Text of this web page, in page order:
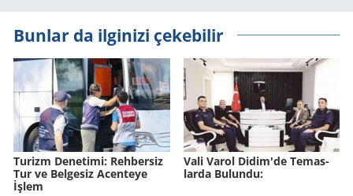
Bunlar da ilginizi çekebilir
Tu­rizm De­ne­ti­mi: Reh­ber­siz
Tur ve Bel­ge­siz Acen­te­ye
İşlem
Vali Varol Didim'de Te­mas­
lar­da Bu­lun­du: